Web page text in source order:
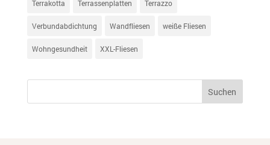
Terrakotta Terrassenplatten Terrazzo
Verbundabdichtung Wandfliesen weiße Fliesen
Wohngesundheit XXL-Fliesen